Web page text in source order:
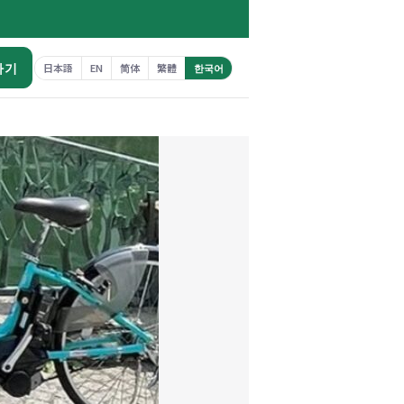
기 日本語 EN 简体 繁體 한국어